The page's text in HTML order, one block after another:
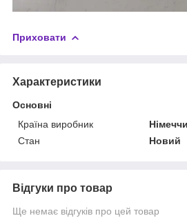
Приховати
Характеристики
Основні
Країна виробник
Стан
Новий
Відгуки про товар
Ще немає відгуків про цей товар